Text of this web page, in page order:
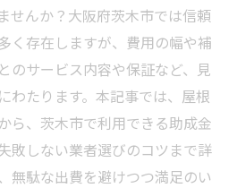
せんか？大阪府茨木市では信頼
く存在しますが、費用の幅や補
のサービス内容や保証など、見
わたります。本記事では、屋根
ら、茨木市で利用できる助成金
敗しない業者選びのコツまで詳
無駄な出費を避けつつ満足のい